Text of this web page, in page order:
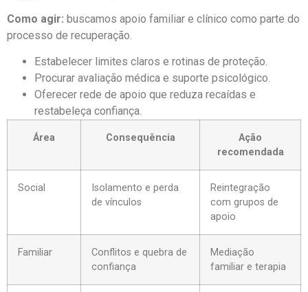
Como agir: buscamos apoio familiar e clínico como parte do
processo de recuperação.
Estabelecer limites claros e rotinas de proteção.
Procurar avaliação médica e suporte psicológico.
Oferecer rede de apoio que reduza recaídas e
restabeleça confiança.
Área Consequência
Ação
recomendada
Social
Isolamento e perda
de vínculos
Reintegração
com grupos de
apoio
Familiar
Conflitos e quebra de
confiança
Mediação
familiar e terapia